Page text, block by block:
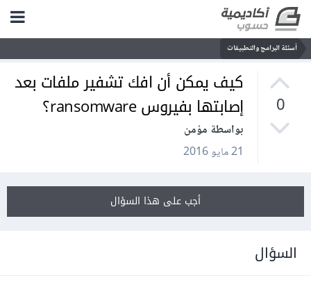
أسئلة البرامج والتطبيقات
0
كيف يمكن أن افك تشفير ملفات بعد
إصابتها بفيروس ransomware؟
بواسطة مؤمن
21 مايو 2016
أجب على هذا السؤال
السؤال